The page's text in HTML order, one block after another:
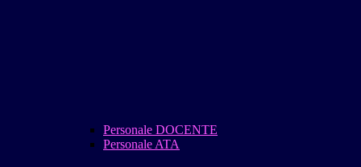
Personale DOCENTE
Personale ATA